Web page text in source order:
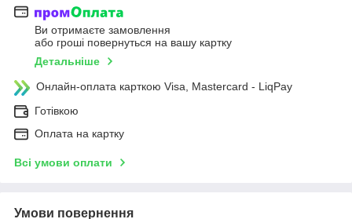
Ви отримаєте замовлення
або гроші повернуться на вашу картку
Детальніше
Онлайн-оплата карткою Visa, Mastercard - LiqPay
Готівкою
Оплата на картку
Всі умови оплати
Умови повернення